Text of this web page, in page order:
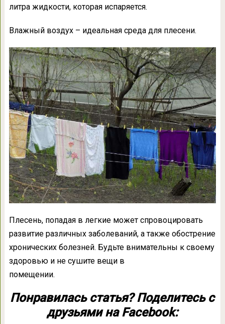
литра жидкости, которая испаряется.
Влажный воздух – идеальная среда для плесени.
Плесень, попадая в легкие может спровоцировать
развитие различных заболеваний, а также обострение
хронических болезней. Будьте внимательны к своему
здоровью и не сушите вещи в
помещении.
Понравилась статья? Поделитесь с
друзьями на Facebook: